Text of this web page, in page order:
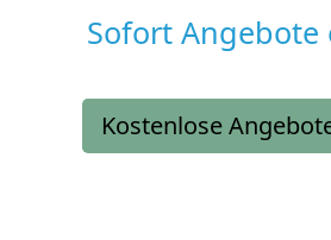
Sofort Angebote
Kostenlose